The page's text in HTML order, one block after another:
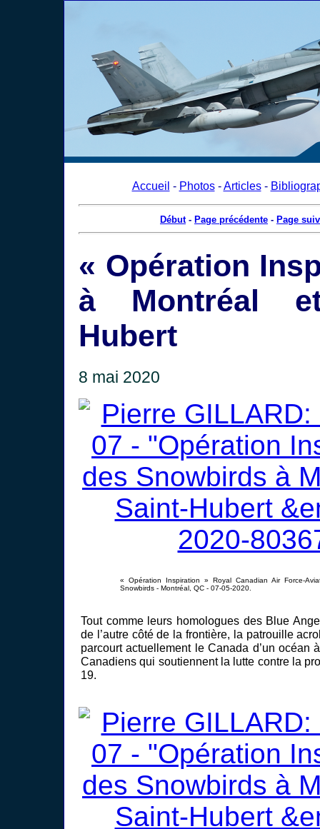
Accueil - Photos-Articles-
Début- Page précédente - Page
« Opération
à Montréal
Hubert
8 mai 2020
« Opération Inspiration » Royal Canadian Air Force-
Snowbirds - Montréal, QC - 07-05-2020.
Tout comme leurs homologues des Blue
de l’autre côté de la frontière, la patrouille
parcourt actuellement le Canada d’un océan
Canadiens qui soutiennent la lutte contre la
19.